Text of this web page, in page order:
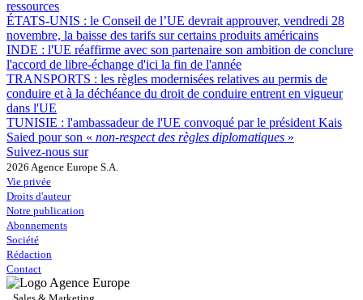
ressources
ÉTATS-UNIS : le Conseil de l’UE devrait approuver, vendredi 28
novembre, la baisse des tarifs sur certains produits américains
INDE : l'UE réaffirme avec son partenaire son ambition de conclure
l'accord de libre-échange d'ici la fin de l'année
TRANSPORTS : les règles modernisées relatives au permis de
conduire et à la déchéance du droit de conduire entrent en vigueur
dans l'UE
TUNISIE : l'ambassadeur de l'UE convoqué par le président Kais
Saied pour son « non-respect des règles diplomatiques »
Suivez-nous sur
2026 Agence Europe S.A.
Vie privée
Droits d'auteur
Notre publication
Abonnements
Société
Rédaction
Contact